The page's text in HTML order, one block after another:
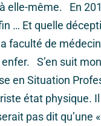
elle-même. En
… Et quelle
faculté de
S’en suit
en Situation
état physique. Il
pas dit qu’une